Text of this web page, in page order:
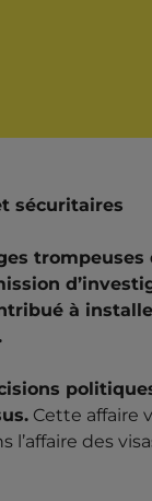
sécuritaires
trompeuses
à
Cette affaire
des